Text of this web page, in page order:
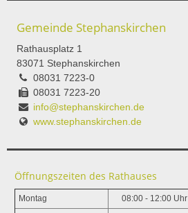
Gemeinde Stephanskirchen
Rathausplatz 1
83071 Stephanskirchen
08031 7223-0
08031 7223-20
info@stephanskirchen.de
www.stephanskirchen.de
Öffnungszeiten des Rathauses
Montag 08:00 - 12:00 Uhr